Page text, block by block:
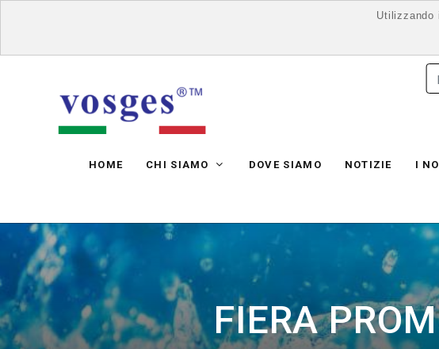
HOME CHI SIAMO DOVE SIAMO NOTIZIE I
FIERA
Utilizzando